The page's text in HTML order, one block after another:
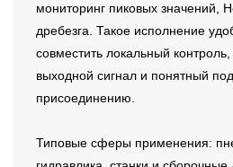
мониторинг пиковых значений,
дребезга. Такое исполнение
совместить локальный
выходной сигнал и понятный
присоединению.
Типовые сферы применения: